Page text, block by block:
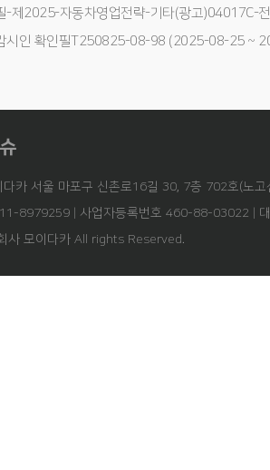
-제2025-자동차영업전략-기타(광고)04017C-
시인 확인필T250825-08-98 (2025-08-25 ~
다카 서울 마포구 신촌로16길 30, 7층 702호(노고
8979259 | 사업자등록번호 460-88-03022 |
사 모이다카 All rights Reserved.